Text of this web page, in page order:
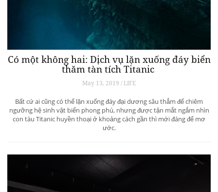
Có một không hai: Dịch vụ lặn xuống đáy biển
thăm tàn tích Titanic
May 13, 2019 / LIFE
Bất cứ ai cũng có thể lặn xuống đáy đại dương sâu thẳm để chiêm
ngưỡng hệ sinh vật biển phong phú, nhưng được tận mắt ngắm nhìn
con tàu Titanic huyền thoại ở khoảng cách gần thì mới đáng để mơ
ước.